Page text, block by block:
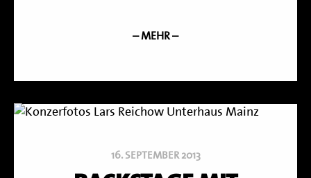
– MEHR –
16. SEPTEMBER 2013